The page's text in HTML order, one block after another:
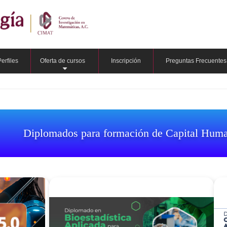
+
Oferta de cursos Inscripción Preguntas Frecuentes
Diplomados para formación de Capital